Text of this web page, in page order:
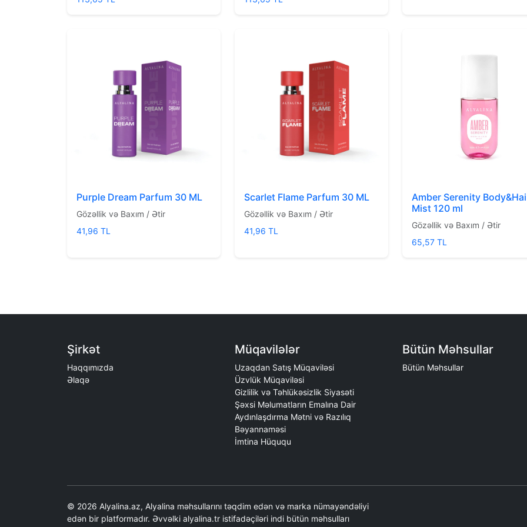
Purple Dream Parfum 30 ML
Gözəllik və Baxım / Ətir
41,96 TL
Scarlet Flame Parfum 30 ML
Gözəllik və Baxım / Ətir
41,96 TL
Amber Serenity
Mist 120 ml
Gözəllik və Baxım / Ətir
65,57 TL
Şirkət
Haqqımızda
Əlaqə
Müqavilələr
Uzaqdan Satış Müqaviləsi
Üzvlük Müqaviləsi
Gizlilik və Təhlükəsizlik Siyasəti
Şəxsi Məlumatların Emalına Dair
Aydınlaşdırma Mətni və Razılıq
Bəyannaməsi
İmtina Hüququ
Bütün Məhsullar
Bütün Məhsullar
© 2026 Alyalina.az, Alyalina məhsullarını təqdim edən və marka nümayəndəliyi
edən bir platformadır. Əvvəlki alyalina.tr istifadəçiləri indi bütün məhsulları